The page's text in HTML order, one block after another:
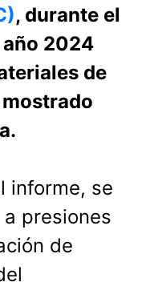
, durante el
2024
de
informe, se
presiones
de